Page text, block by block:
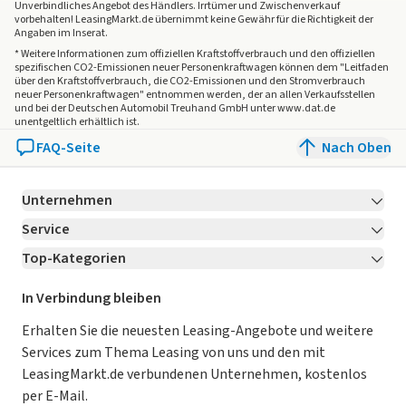
Unverbindliches Angebot desHändlers. Irrtümer und Zwischenverkauf
vorbehalten! LeasingMarkt.de übernimmt keine Gewähr für die Richtigkeit der
Angaben im Inserat.
* Weitere Informationen zum offiziellen Kraftstoffverbrauch und den offiziellen
spezifischen CO2-Emissionen neuer Personenkraftwagen können dem "Leitfaden
über den Kraftstoffverbrauch, die CO2-Emissionen und den Stromverbrauch
neuer Personenkraftwagen" entnommen werden, der an allen Verkaufsstellen
und bei der Deutschen Automobil Treuhand GmbH unter www.dat.de
unentgeltlich erhältlich ist.
FAQ-Seite Nach Oben
Unternehmen
Über LeasingMarkt.de
Karriere Jetzt bewerben!
Für Händler
Kooperation mit AutoScout24
AGB
Datenschutz
Service
Kontakt
Ratgeber
Magazin
Datenschutz-Einstellungen
So funktioniert’s
Top-Kategorien
Leasing Deals
Gebrauchtwagen Leasing
Leasing ohne Anzahlung
E-Auto Leasing
In Verbindung bleiben
Erhalten Sie die neuesten Leasing-Angebote und weitere
Services zum Thema Leasing von uns und den mit
LeasingMarkt.de verbundenen Unternehmen, kostenlos
per E-Mail.